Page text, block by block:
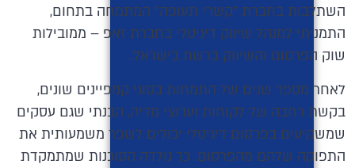
השתלבות בחברת "קשרי תעופה" המתמחה בתחום,
התמניתי למנהל שיווק דיגיטלי בחברת זאפ – ממובילות
שוק הפרסום והשיווק ברשת בישראל.
לאחר מספר שנים של התמחות בסוגי קמפיינים שונים,
בקשת רחבה של לקוחות וערוצי מדיה, הבנתי שגם עסקים
שמשקיעים בפרסום דיגיטלי יכולים לשפר משמעותית את
התפוקה שלהם מהפרסום. כך נולדה הסוכנות שמתמקדת